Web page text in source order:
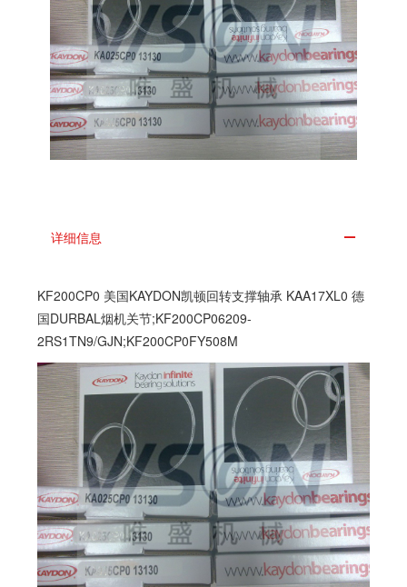
详细信息
KF200CP0 美国KAYDON凯顿回转支撑轴承 KAA17XL0 德
国DURBAL烟机关节;KF200CP06209-
2RS1TN9/GJN;KF200CP0FY508M